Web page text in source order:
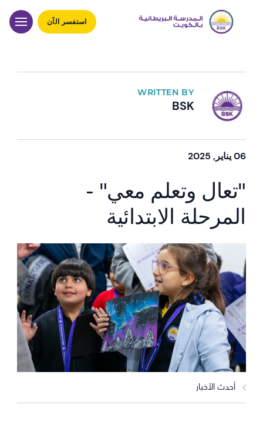
استفسر الآن
WRITTEN BY
BSK
06 يناير, 2025
"تعال وتعلم معي" -
المرحلة الابتدائية
أحدث الأخبار